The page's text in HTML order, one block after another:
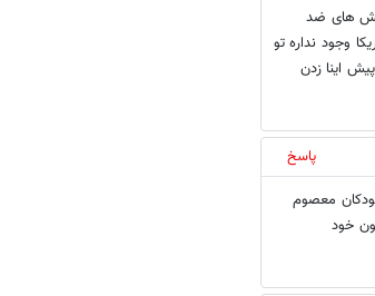
های ضد
آمریکا وجود نداره تو
اینا زدن
پاسخ
معصوم
خود